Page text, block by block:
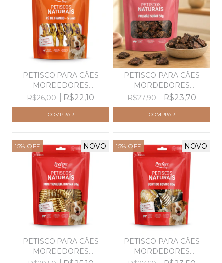
PETISCO PARA CÃES
MORDEDORES
DESIDRATADO...
R$26,00 R$22,10
PETISCO PARA CÃES
MORDEDORES
DESIDRATADO...
R$27,90 R$23,70
15% OFF NOVO
PETISCO PARA CÃES
MORDEDORES
DESIDRATADO...
15% OFF NOVO
PETISCO PARA CÃES
MORDEDORES
DESIDRATADO...